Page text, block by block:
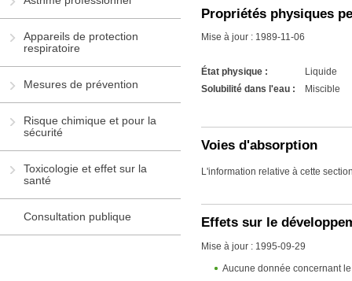
Appareils de protection
respiratoire
Mesures de prévention
Risque chimique et pour la
sécurité
Toxicologie et effet sur la
santé
Consultation publique
Propriétés physiques
Mise à jour : 1989-11-06
État physique :
Liquide
Solubilité dans l'eau :
Miscible
Voies d'absorption
L'information relative à cette
Effets sur le
Mise à jour : 1995-09-29
Aucune donnée concernant